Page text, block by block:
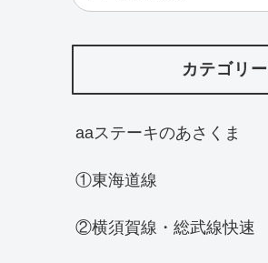
カテゴリー
aaステーキのあさくま
①東海道線
②横須賀線・総武線快速